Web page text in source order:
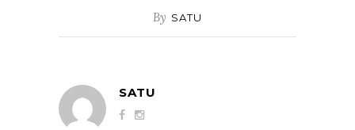
By SATU
SATU